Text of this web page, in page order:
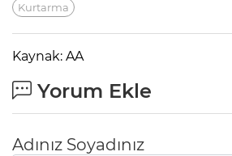
Kurtarma
Kaynak: AA
Yorum Ekle
Adınız Soyadınız